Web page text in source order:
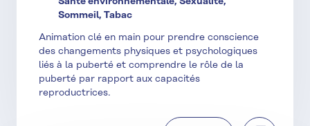
Sommeil, Tabac
Animation clé en main pour prendre conscience
des changements physiques et psychologiques
liés à la puberté et comprendre le rôle de la
puberté par rapport aux capacités
reproductrices.